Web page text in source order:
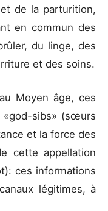
de la parturition,
en commun des
du linge, des
et des soins.
Moyen âge, ces
«god-sibs» (sœurs
et la force des
cette appellation
ces informations
légitimes, à